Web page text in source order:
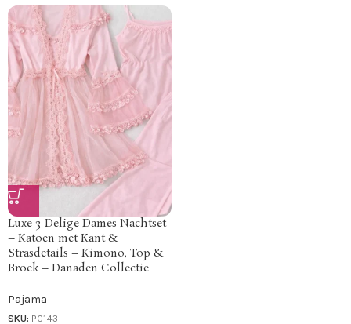
Luxe 3-Delige Dames Nachtset
– Katoen met Kant &
Strasdetails – Kimono, Top &
Broek – Danaden Collectie
Pajama
SKU: PC143